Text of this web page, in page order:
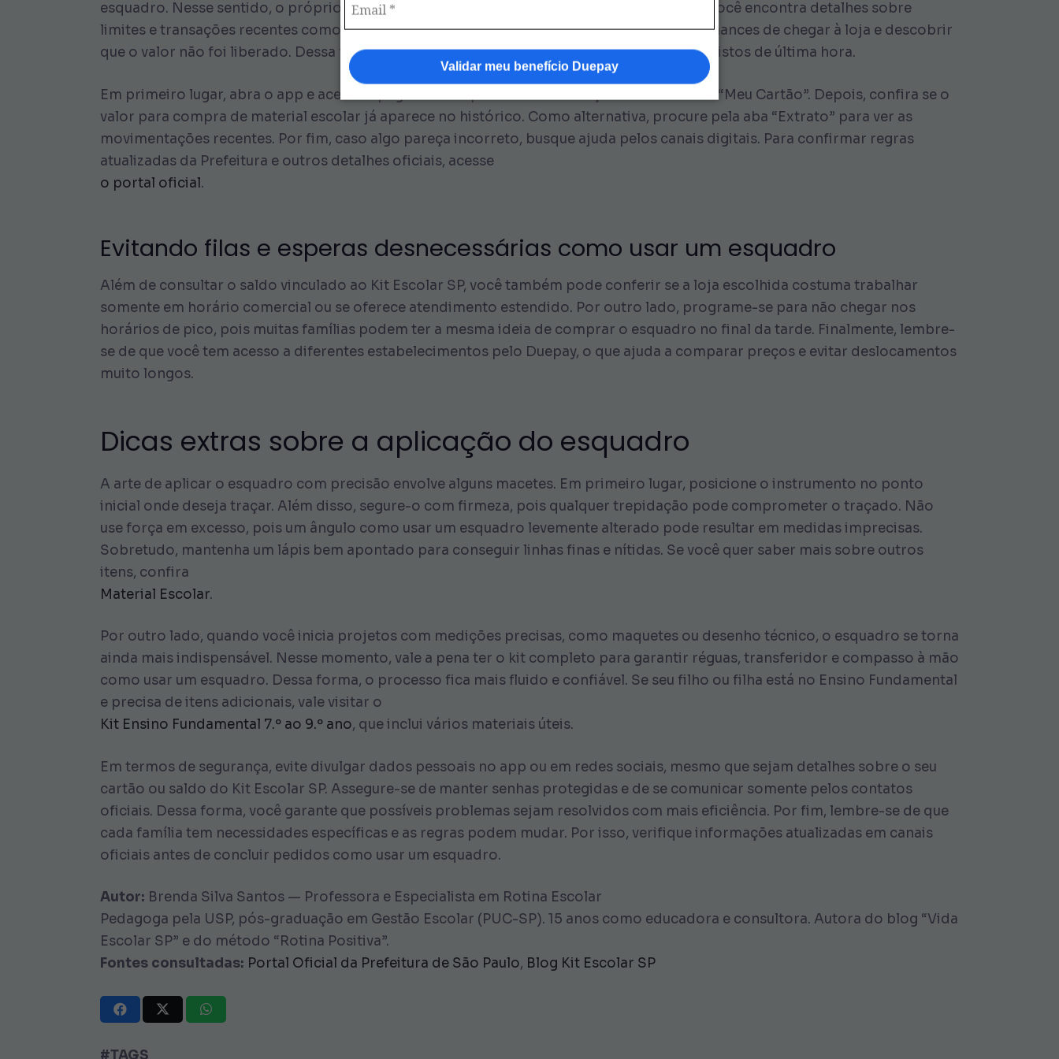
Validar meu benefício Duepay
esquadro. Nesse sentido, o próprio aplicativo apresenta um painel de informações, onde você encontra detalhes sobre
limites e transações recentes como usar um esquadro. Além disso, esse recurso reduz as chances de chegar à loja e descobrir
que o valor não foi liberado. Dessa forma, você se planeja com antecedência e evita imprevistos de última hora.
Em primeiro lugar, abra o app e acesse a página inicial para localizar a seção de “Saldo” ou “Meu Cartão”. Depois, confira se o
valor para compra de material escolar já aparece no histórico. Como alternativa, procure pela aba “Extrato” para ver as
movimentações recentes. Por fim, caso algo pareça incorreto, busque ajuda pelos canais digitais. Para confirmar regras
atualizadas da Prefeitura e outros detalhes oficiais, acesse
o portal oficial.
Evitando filas e esperas desnecessárias como usar um esquadro
Além de consultar o saldo vinculado ao Kit Escolar SP, você também pode conferir se a loja escolhida costuma trabalhar
somente em horário comercial ou se oferece atendimento estendido. Por outro lado, programe-se para não chegar nos
horários de pico, pois muitas famílias podem ter a mesma ideia de comprar o esquadro no final da tarde. Finalmente, lembre-
se de que você tem acesso a diferentes estabelecimentos pelo Duepay, o que ajuda a comparar preços e evitar deslocamentos
muito longos.
Dicas extras sobre a aplicação do esquadro
A arte de aplicar o esquadro com precisão envolve alguns macetes. Em primeiro lugar, posicione o instrumento no ponto
inicial onde deseja traçar. Além disso, segure-o com firmeza, pois qualquer trepidação pode comprometer o traçado. Não
use força em excesso, pois um ângulo como usar um esquadro levemente alterado pode resultar em medidas imprecisas.
Sobretudo, mantenha um lápis bem apontado para conseguir linhas finas e nítidas. Se você quer saber mais sobre outros
itens, confira
Material Escolar.
Por outro lado, quando você inicia projetos com medições precisas, como maquetes ou desenho técnico, o esquadro se torna
ainda mais indispensável. Nesse momento, vale a pena ter o kit completo para garantir réguas, transferidor e compasso à mão
como usar um esquadro. Dessa forma, o processo fica mais fluido e confiável. Se seu filho ou filha está no Ensino Fundamental
e precisa de itens adicionais, vale visitar o
Kit Ensino Fundamental 7.º ao 9.º ano, que inclui vários materiais úteis.
Em termos de segurança, evite divulgar dados pessoais no app ou em redes sociais, mesmo que sejam detalhes sobre o seu
cartão ou saldo do Kit Escolar SP. Assegure-se de manter senhas protegidas e de se comunicar somente pelos contatos
oficiais. Dessa forma, você garante que possíveis problemas sejam resolvidos com mais eficiência. Por fim, lembre-se de que
cada família tem necessidades específicas e as regras podem mudar. Por isso, verifique informações atualizadas em canais
oficiais antes de concluir pedidos como usar um esquadro.
Autor: Brenda Silva Santos — Professora e Especialista em Rotina Escolar
Pedagoga pela USP, pós-graduação em Gestão Escolar (PUC-SP). 15 anos como educadora e consultora. Autora do blog “Vida
Escolar SP” e do método “Rotina Positiva”.
Fontes consultadas: Portal Oficial da Prefeitura de São Paulo, Blog Kit Escolar SP
#TAGS